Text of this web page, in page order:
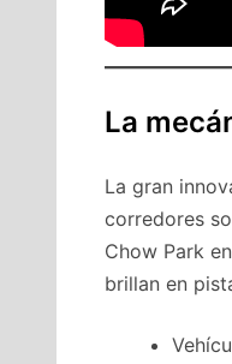
La
La gran
corredores
Chow Park
brillan en